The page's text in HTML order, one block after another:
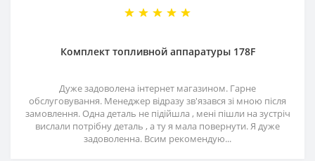
Комплект топливной аппаратуры 178F
Дуже задоволена інтернет магазином. Гарне
обслуговування. Менеджер відразу зв'язався зі мною після
замовлення. Одна деталь не підійшла , мені пішли на зустріч
вислали потрібну деталь , а ту я мала повернути. Я дуже
задоволенна. Всим рекомендую...